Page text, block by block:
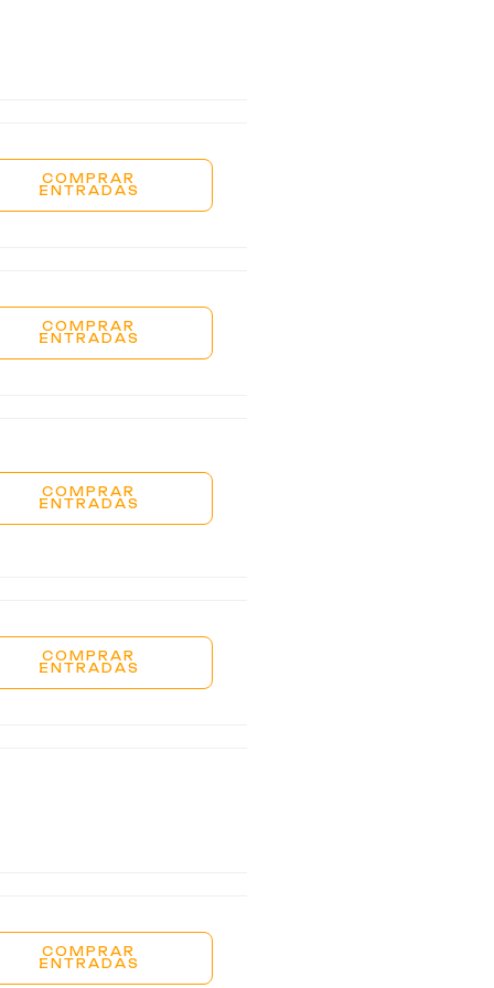
COMPRAR
ENTRADAS
COMPRAR
ENTRADAS
COMPRAR
ENTRADAS
COMPRAR
ENTRADAS
COMPRAR
ENTRADAS